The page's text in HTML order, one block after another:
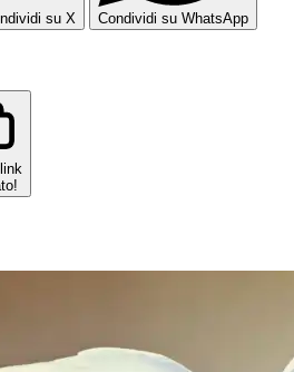
su X Condividi su WhatsApp